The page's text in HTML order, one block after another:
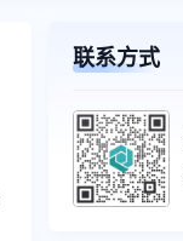
联系方式